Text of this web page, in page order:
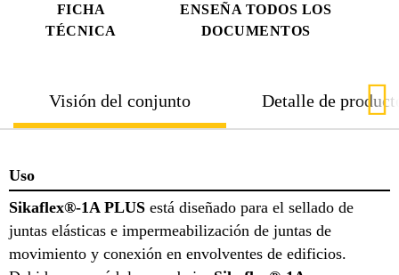
FICHA
TÉCNICA
ENSEÑA TODOS LOS
DOCUMENTOS
Visión del conjunto Detalle de
Uso
Sikaflex®-1A PLUS está diseñado para el sellado de
juntas elásticas e impermeabilización de juntas de
movimiento y conexión en envolventes de edificios.